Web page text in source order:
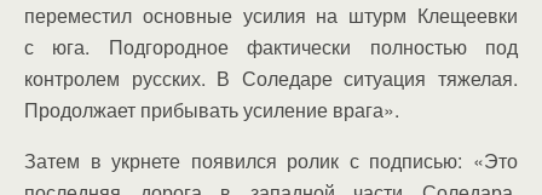
переместил основные усилия на штурм Клещеевки
с юга. Подгородное фактически полностью под
контролем русских. В Соледаре ситуация тяжелая.
Продолжает прибывать усиление врага».
Затем в укрнете появился ролик с подписью: «Это